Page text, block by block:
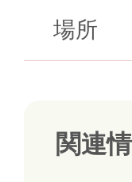
場所
関連